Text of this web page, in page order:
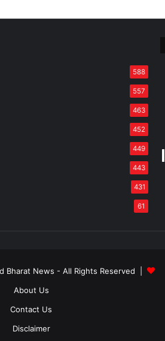
588
557
463
452
449
443
431
61
Bharat News - All Rights Reserved |
About Us
Contact Us
Disclaimer